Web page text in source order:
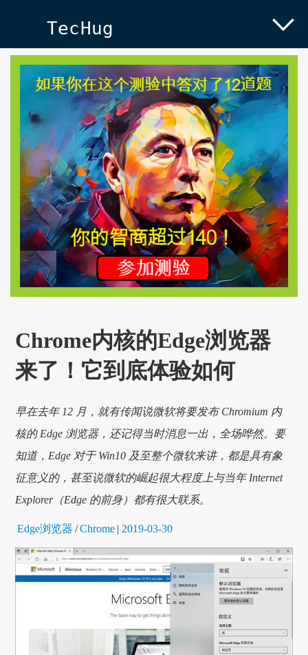
TecHug
Chrome内核的Edge浏览器
来了！它到底体验如何
早在去年 12 月，就有传闻说微软将要发布 Chromium 内
核的 Edge 浏览器，还记得当时消息一出，全场哗然。要
知道，Edge 对于 Win10 及至整个微软来讲，都是具有象
征意义的，甚至说微软的崛起很大程度上与当年 Internet
Explorer（Edge 的前身）都有很大联系。
Edge浏览器 /Chrome | 2019-03-30